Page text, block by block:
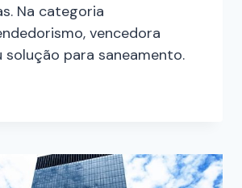
Na categoria
vencedora
solução para saneamento.